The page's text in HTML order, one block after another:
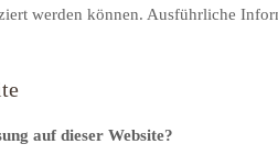
werden können. Ausführliche
auf dieser Website?